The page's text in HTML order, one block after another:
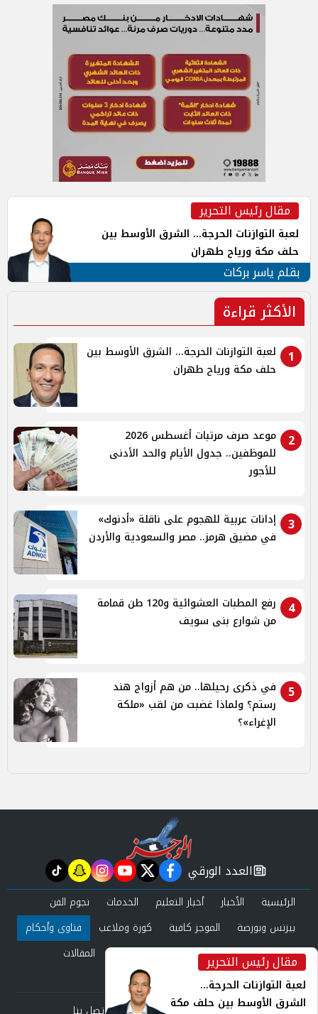
مقال رئيس التحرير
لعبة التوازنات الحرجة... الشرق الأوسط بين
حلف مكة ورياح طهران
بقلم ياسر بركات
الأكثر قراءة
1
لعبة التوازنات الحرجة... الشرق الأوسط بين
حلف مكة ورياح طهران
2
موعد صرف مرتبات أغسطس 2026
للموظفين.. جدول الأيام والحد الأدنى
للأجور
3
إدانات عربية للهجوم على ناقلة «أدنوك»
في مضيق هرمز.. مصر والسعودية والأردن
4
رفع المطبات العشوائية و120 طن قمامة
من شوارع بنى سويف
5
في ذكرى رحيلها.. من هم أزواج هند
رستم؟ ولماذا غضبت من لقب «ملكة
الإغراء»؟
مقال رئيس التحرير
لعبة التوازنات الحرجة...
الشرق الأوسط بين حلف مكة
newspaper
العدد الورقي facebook
twitter
youtube
instagram
snapchat
tiktok
الرئيسية الأخبار أخبار التعليم الخدمات
نجوم الفن
بيزنس وبورصة
الموجز كافية كورة وملاعب
فتاوى وأحكام
صحة وجمال
عرب وعالم حوادث ومحاكم
المقالات
العدد الورقي